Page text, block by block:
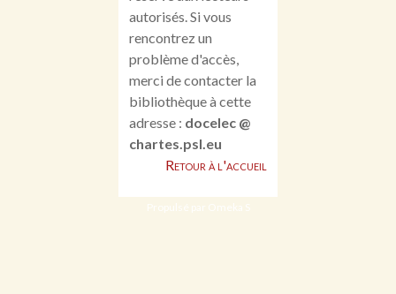
autorisés. Si vous
rencontrez un
problème d'accès,
merci de contacter la
bibliothèque à cette
adresse : docelec @
chartes.psl.eu
Retour à l'accueil
Propulsé par Omeka S